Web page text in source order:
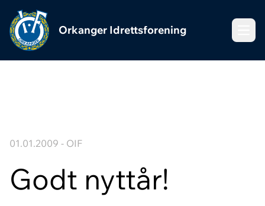
Orkanger Idrettsforening
01.01.2009 - OIF
Godt nyttår!